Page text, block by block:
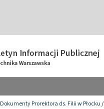
Dokumenty Prorektora ds. Filii w Płocku/